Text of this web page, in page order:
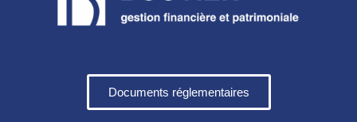
Documents réglementaires